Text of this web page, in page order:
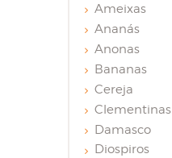
Ameixas
Ananás
Anonas
Bananas
Cereja
Clementinas
Damasco
Diospiros